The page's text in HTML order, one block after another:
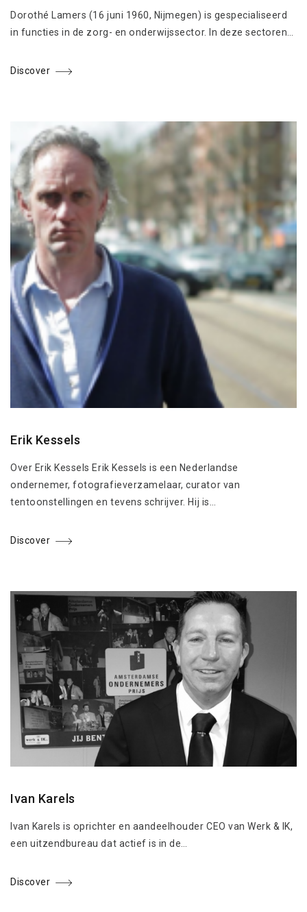
Dorothé Lamers (16 juni 1960, Nijmegen) is gespecialiseerd
in functies in de zorg- en onderwijssector. In deze sectoren…
Discover
Erik Kessels
Over Erik Kessels Erik Kessels is een Nederlandse
ondernemer, fotografieverzamelaar, curator van
tentoonstellingen en tevens schrijver. Hij is…
Discover
Ivan Karels
Ivan Karels is oprichter en aandeelhouder CEO van Werk & IK,
een uitzendbureau dat actief is in de…
Discover